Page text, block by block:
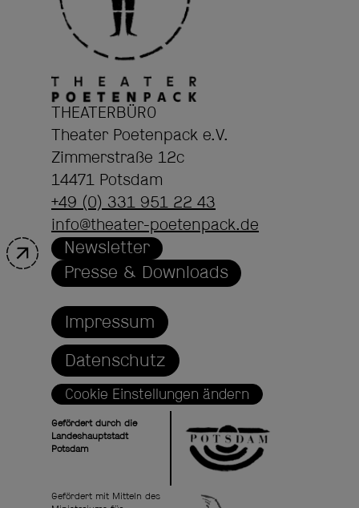
THEATERBÜRO
Theater Poetenpack e.V.
Zimmerstraße 12c
14471 Potsdam
+49 (0) 331 951 22 43
info@theater-poetenpack.de
Newsletter
Presse & Downloads
Impressum
Datenschutz
Cookie Einstellungen ändern
Gefördert durch die
Landeshauptstadt
Potsdam
Gefördert mit Mitteln des